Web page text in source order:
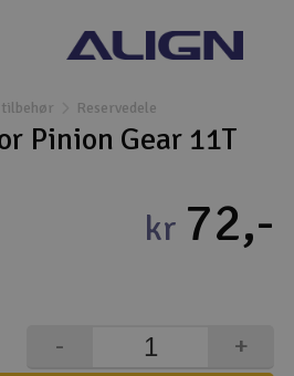
Reservedele
Pinion Gear 11T
kr 72,-
+
-